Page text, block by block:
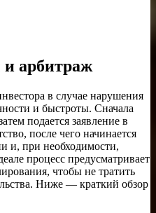
арбитраж
в случае нарушения
и быстроты. Сначала
подается заявление в
после чего начинается
и, при необходимости,
процесс предусматривает
чтобы не тратить
Ниже — краткий обзор